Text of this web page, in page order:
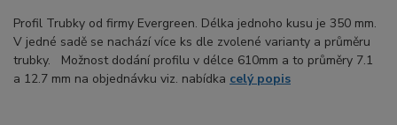
Profil Trubky od firmy Evergreen. Délka jednoho kusu je 350 mm.
V jedné sadě se nachází více ks dle zvolené varianty a průměru
trubky. Možnost dodání profilu v délce 610mm a to průměry 7.1
a 12.7 mm na objednávku viz. nabídka celý popis